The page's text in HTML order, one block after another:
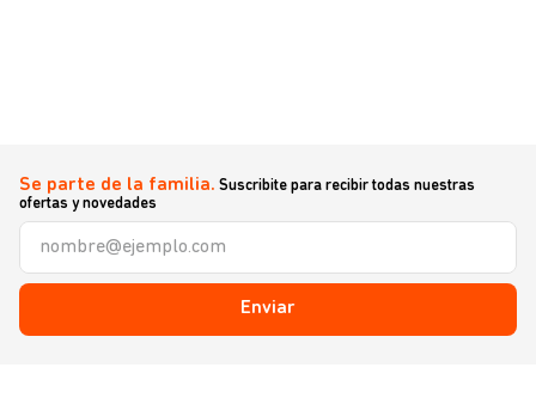
Se parte de la familia. Suscribite para recibir todas nuestras
ofertas y novedades
Enviar